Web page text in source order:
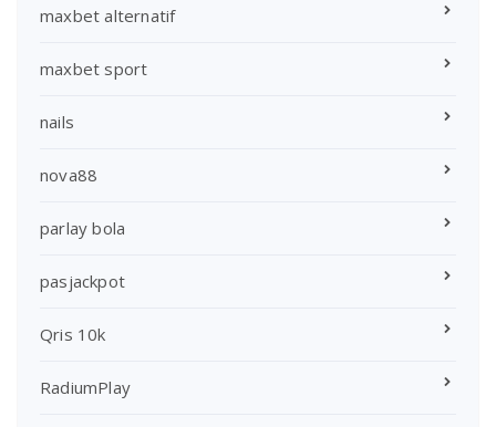
maxbet alternatif
maxbet sport
nails
nova88
parlay bola
pasjackpot
Qris 10k
RadiumPlay